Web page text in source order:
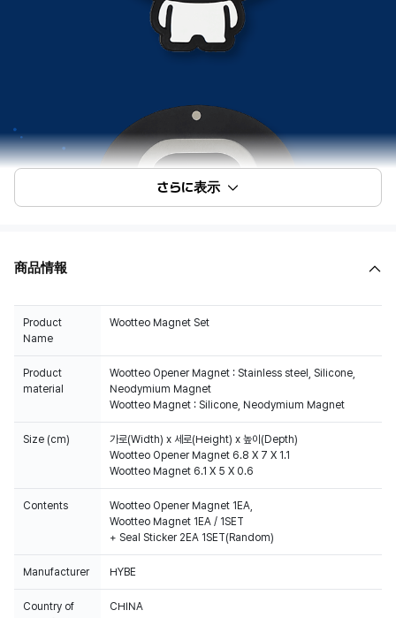
さらに表示
商品情報
Product
Name
Wootteo Magnet Set
Product
material
Wootteo Opener Magnet : Stainless steel, Silicone,
Neodymium Magnet
Wootteo Magnet : Silicone, Neodymium Magnet
Size (cm)
가로(Width) x 세로(Height) x 높이(Depth)
Wootteo Opener Magnet 6.8 X 7 X 1.1
Wootteo Magnet 6.1 X 5 X 0.6
Contents
Wootteo Opener Magnet 1EA,
Wootteo Magnet 1EA / 1SET
+ Seal Sticker 2EA 1SET(Random)
Manufacturer HYBE
Country of
CHINA